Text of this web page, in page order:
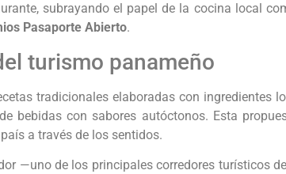
subrayando el papel de la cocina local
Pasaporte Abierto.
turismo panameño
tradicionales elaboradas con ingredientes
bebidas con sabores autóctonos. Esta
a través de los sentidos.
—uno de los principales corredores turísticos